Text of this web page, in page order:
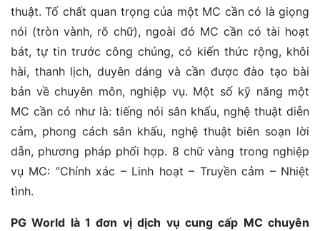
thuật. Tố chất quan trọng của một MC cần có là giọng
nói (tròn vành, rõ chữ), ngoài đó MC cần có tài hoạt
bát, tự tin trước công chúng, có kiến thức rộng, khôi
hài, thanh lịch, duyên dáng và cần được đào tạo bài
bản về chuyên môn, nghiệp vụ. Một số kỹ năng một
MC cần có như là: tiếng nói sân khấu, nghệ thuật diễn
cảm, phong cách sân khấu, nghệ thuật biên soạn lời
dẫn, phương pháp phối hợp. 8 chữ vàng trong nghiệp
vụ MC: “Chính xác – Linh hoạt – Truyền cảm – Nhiệt
tình.
PG World là 1 đơn vị dịch vụ cung cấp MC chuyên